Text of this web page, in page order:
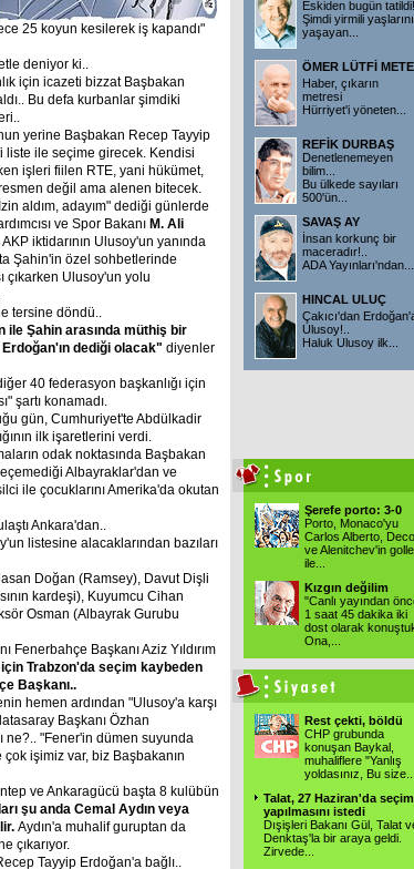
25 koyun kesilerek iş kapandı"
deniyor ki..
için icazeti bizzat Başbakan
Bu defa kurbanlar şimdiki
yerine Başbakan Recep Tayyip
liste ile seçime girecek. Kendisi
işleri fiilen RTE, yani hükümet,
değil ama alenen bitecek.
aldım, adayım" dediği günlerde
ve Spor Bakanı M. Ali
iktidarının Ulusoy'un yanında
Şahin'in özel sohbetlerinde
çıkarken Ulusoy'un yolu
tersine döndü..
Şahin arasında müthiş bir
dediği olacak" diyenler
40 federasyon başkanlığı için
şartı konamadı.
gün, Cumhuriyet'te Abdülkadir
ilk işaretlerini verdi.
odak noktasında Başbakan
Albayraklar'dan ve
ile çocuklarını Amerika'da okutan
Ankara'dan..
listesine alacaklarından bazıları
Doğan (Ramsey), Davut Dişli
kardeşi), Kuyumcu Cihan
Osman (Albayrak Gurubu
Fenerbahçe Başkanı Aziz Yıldırım
Trabzon'da seçim kaybeden
Başkanı..
hemen ardından "Ulusoy'a karşı
Başkanı Özhan
ne?.. "Fener'in dümen suyunda
işimiz var, biz Başbakanın
ve Ankaragücü başta 8 kulübün
şu anda Cemal Aydın veya
Aydın'a muhalif guruptan da
çıkarıyor.
Tayyip Erdoğan'a bağlı..
Eskiden bugün tatildi!
Şimdi yirmili yaşlarını
yaşayan
ÖMER LÜTFİ METE
Haber, çıkarın
metresi
Hürriyet'i yöneten
REFİK DURBAŞ
Denetlenemeyen
bilim...
Bu ülkede sayıları
500'ün
SAVAŞ AY
İnsan korkunç bir
maceradır!..
ADA Yayınları'ndan
HINCAL ULUÇ
Çakıcı'dan
Ulusoy!..
Haluk Ulusoy ilk
Şerefe porto: 3-0
Porto, Monaco'yu
Carlos Alberto, Deco
ve Alenitchev'in
ile
Kızgın değilim
"Canlı yayından
1 saat 45 dakika iki
dost olarak
Ona,
Rest çekti, böldü
CHP grubunda
konuşan Baykal,
muhaliflere "Yanlış
yoldasınız, Bu size
Talat, 27 Haziran'da seçim
yapılmasını istedi
Dışişleri Bakanı Gül, Talat
Denktaş'la bir araya geldi.
Zirvede